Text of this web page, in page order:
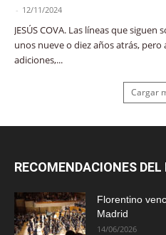
- 12/11/2024
JESÚS COVA. Las líneas que
unos nueve o diez años atrás,
adiciones,...
Cargar
RECOMENDACIONES DEL
Florentino
Madrid
14/06/2026